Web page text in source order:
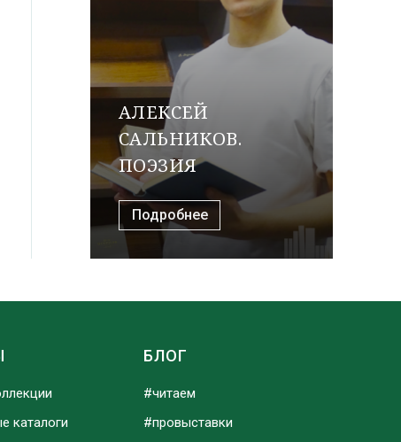
АЛЕКСЕЙ
САЛЬНИКОВ.
ПОЭЗИЯ
Подробнее
каталоги
БЛОГ
#читаем
#провыставки